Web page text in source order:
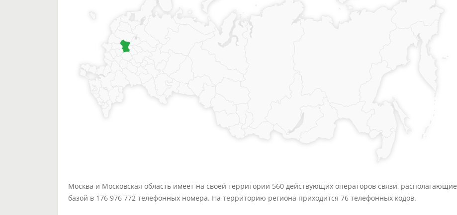
Москва и Московская область имеет на своей территории 560 действующих операторов связи, располагающие
базой в 176 976 772 телефонных номера. На территорию региона приходится 76 телефонных кодов.